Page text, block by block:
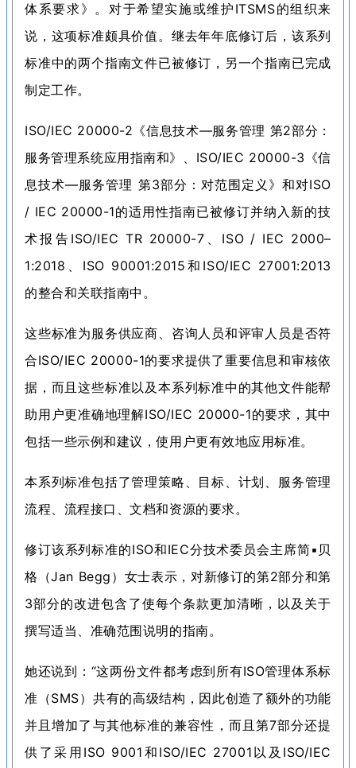
体系要求》。 对于希望实施或维护ITSMS的组织来
说，这项标准颇具价值。 继去年年底修订后，该系列
标准中的两个指南文件已被修订，另一个指南已完成
制定工作。
ISO/IEC 20000-2《信息技术—服务管理 第2部分：
服务管理系统应用指南和》、ISO/IEC 20000-3《信
息技术—服务管理 第3部分： 对范围定义》和对ISO
/ IEC 20000-1的适用性指南已被修订并纳入新的技
术报告ISO/IEC TR 20000-7、ISO / IEC 2000–
1:2018、ISO 90001:2015和ISO/IEC 27001:2013
的整合和关联指南中。
这些标准为服务供应商、咨询人员和评审人员是否符
合ISO/IEC 20000-1的要求提供了重要信息和审核依
据，而且这些标准以及本系列标准中的其他文件能帮
助用户更准确地理解ISO/IEC 20000-1的要求，其中
包括一些示例和建议，使用户更有效地应用标准。
本系列标准包括了管理策略、目标、计划、服务管理
流程、流程接口、文档和资源的要求。
修订该系列标准的ISO和IEC分技术委员会主席简▪贝
格（Jan Begg）女士表示，对新修订的第2部分和第
3部分的改进包含了使每个条款更加清晰，以及关于
撰写适当、准确范围说明的指南。
她还说到： “这两份文件都考虑到所有ISO管理体系标
准（SMS）共有的高级结构，因此创造了额外的功能
并且增加了与其他标准的兼容性，而且第7部分还提
供了采用ISO 9001和ISO/IEC 27001以及ISO/IEC